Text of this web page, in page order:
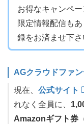
お得なキャンペー
限定情報配信も
録をお済ませ下さ
AGクラウドファ
現在、 公式サイト
れなく全員に、
Amazonギフト券